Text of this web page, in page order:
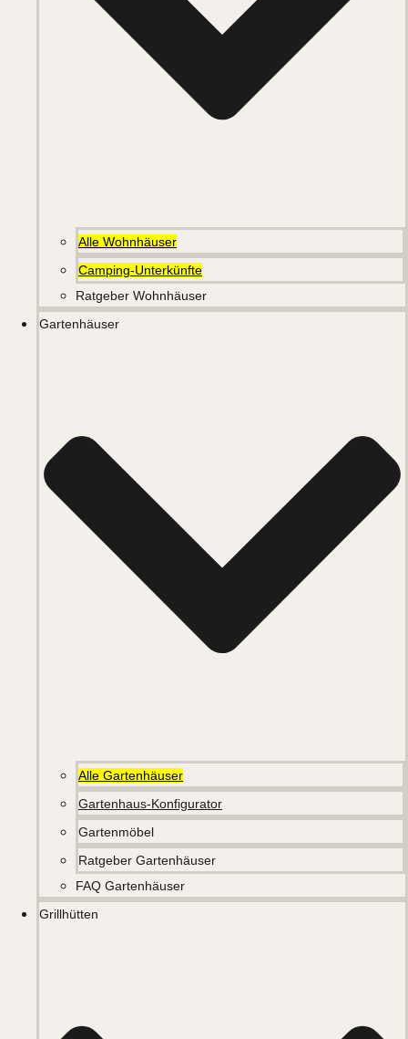
Alle Wohnhäuser
Camping-Unterkünfte
Ratgeber Wohnhäuser
Gartenhäuser
Alle Gartenhäuser
Gartenhaus-Konfigurator
Gartenmöbel
Ratgeber Gartenhäuser
FAQ Gartenhäuser
Grillhütten